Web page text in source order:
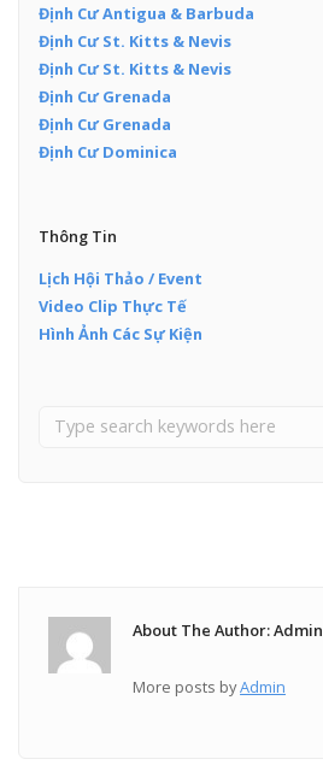
Định Cư Antigua & Barbuda
Định Cư St. Kitts & Nevis
Định Cư St. Kitts & Nevis
Định Cư Grenada
Định Cư Grenada
Định Cư Dominica
Thông Tin
Lịch Hội Thảo / Event
Video Clip Thực Tế
Hình Ảnh Các Sự Kiện
About The Author: Admin
More posts byAdmin